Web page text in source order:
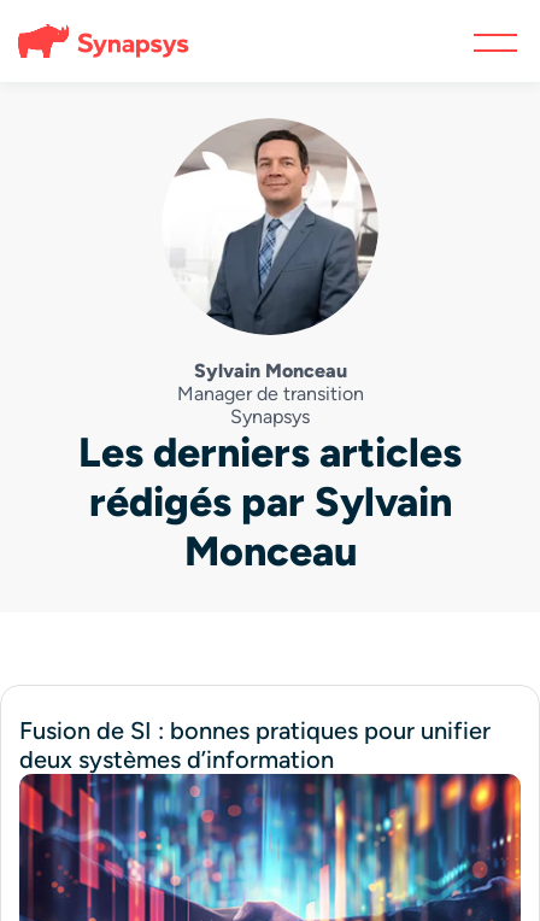
Sylvain Monceau
Manager de transition
Synapsys
Les derniers articles
rédigés par Sylvain
Monceau
Fusion de SI : bonnes pratiques pour unifier
deux systèmes d’information